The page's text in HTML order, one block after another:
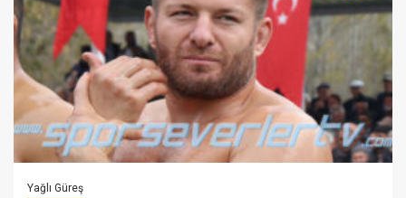
Yağlı Güreş